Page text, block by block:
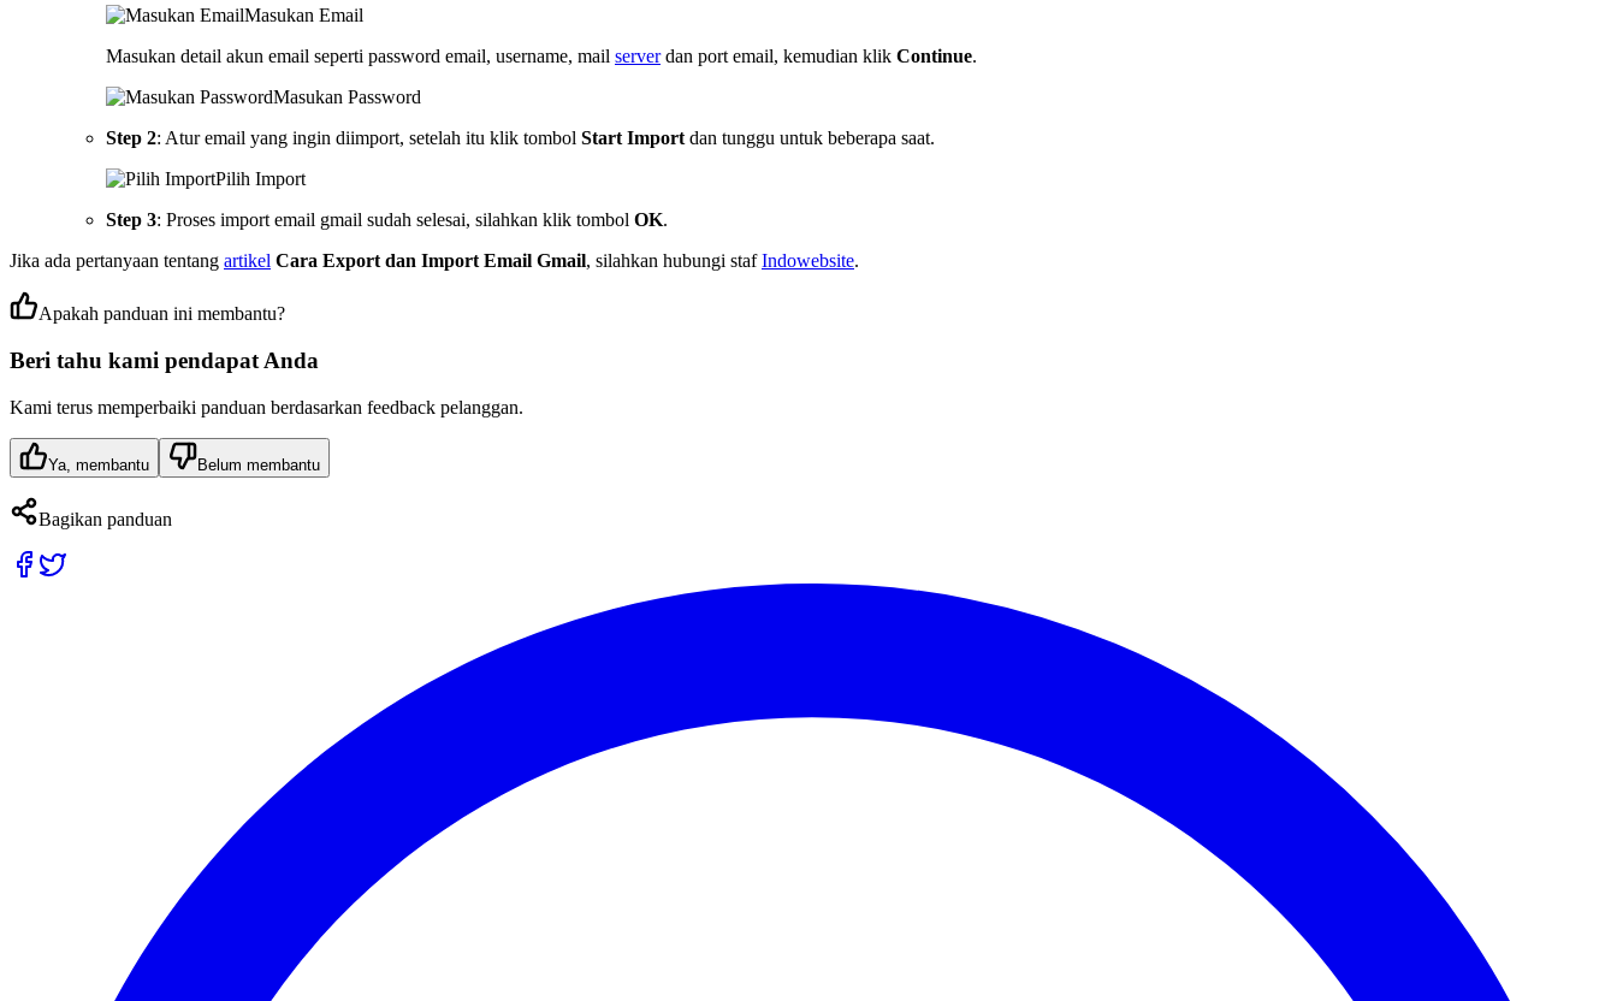
Masukan Email
Masukan detail akun email seperti password email, username, mail serverdan port email, kemudian klik Continue.
Masukan Password
Step 2: Atur email yang ingin diimport, setelah itu klik tombol Start Import dan tunggu untuk beberapa saat.
Pilih Import
Step 3: Proses import email gmail sudah selesai, silahkan klik tombol OK.
Jika ada pertanyaan tentang artikel Cara Export dan Import Email Gmail, silahkan hubungi stafIndowebsite.
Apakah panduan ini membantu?
Beri tahu kami pendapat Anda
Kami terus memperbaiki panduan berdasarkan feedback pelanggan.
Ya, membantu Belum membantu
Bagikan panduan